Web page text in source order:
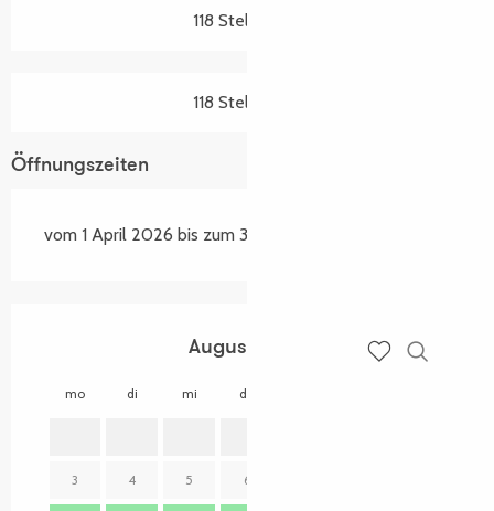
118 Stellplätze
118 Stellplätze
Öffnungszeiten
vom 1 April 2026 bis zum 30 September 2026
August 2026
mo di mi do
3 4 5 6